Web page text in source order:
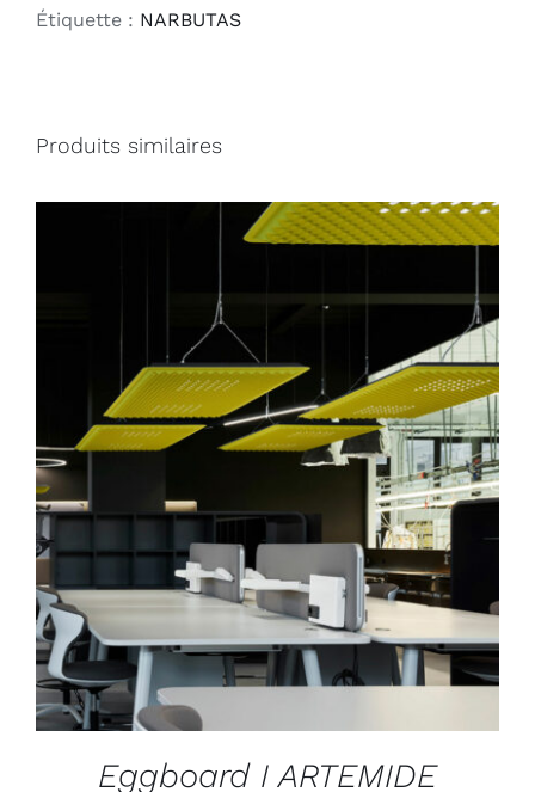
Étiquette : NARBUTAS
Produits similaires
DÉTAILS
Eggboard I ARTEMIDE